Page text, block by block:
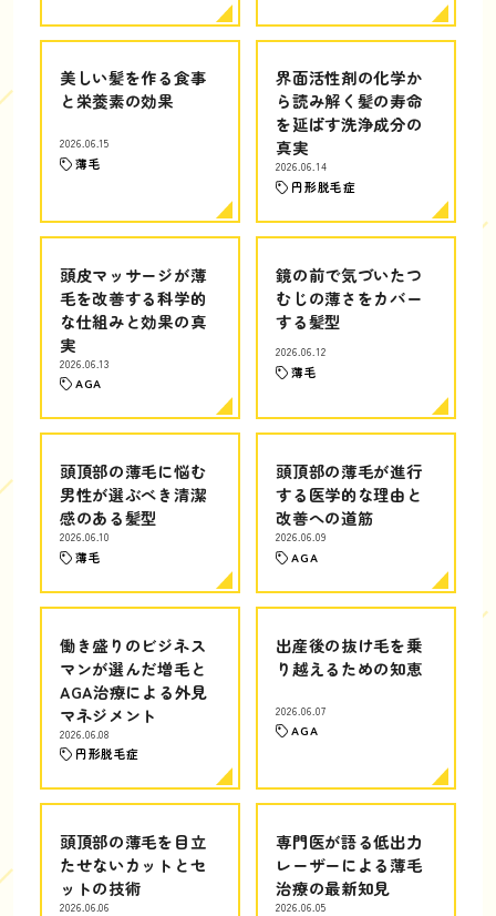
美しい髪を作る食事
と栄養素の効果
2026.06.15
薄毛
界面活性剤の化学か
ら読み解く髪の寿命
を延ばす洗浄成分の
真実
2026.06.14
円形脱毛症
頭皮マッサージが薄
毛を改善する科学的
な仕組みと効果の真
実
2026.06.13
AGA
鏡の前で気づいたつ
むじの薄さをカバー
する髪型
2026.06.12
薄毛
頭頂部の薄毛に悩む
男性が選ぶべき清潔
感のある髪型
2026.06.10
薄毛
頭頂部の薄毛が進行
する医学的な理由と
改善への道筋
2026.06.09
AGA
働き盛りのビジネス
マンが選んだ増毛と
AGA治療による外見
マネジメント
2026.06.08
円形脱毛症
出産後の抜け毛を乗
り越えるための知恵
2026.06.07
AGA
頭頂部の薄毛を目立
たせないカットとセ
ットの技術
2026.06.06
専門医が語る低出力
レーザーによる薄毛
治療の最新知見
2026.06.05